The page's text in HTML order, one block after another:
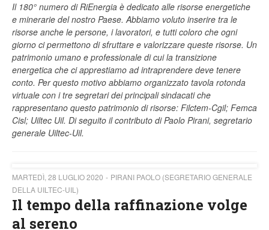
Il 180° numero di RiEnergia è dedicato alle risorse energetiche
e minerarie del nostro Paese. Abbiamo voluto inserire tra le
risorse anche le persone, i lavoratori, e tutti coloro che ogni
giorno ci permettono di sfruttare e valorizzare queste risorse. Un
patrimonio umano e professionale di cui la transizione
energetica che ci apprestiamo ad intraprendere deve tenere
conto. Per questo motivo abbiamo organizzato tavola rotonda
virtuale con i tre segretari dei principali sindacati che
rappresentano questo patrimonio di risorse: Filctem-Cgil; Femca
Cisl; Uiltec Uil. Di seguito il contributo di Paolo Pirani, segretario
generale Uiltec-Uil.
MARTEDÌ, 28 LUGLIO 2020
PIRANI PAOLO (SEGRETARIO GENERALE
DELLA UILTEC-UIL)
Il tempo della raffinazione volge
al sereno